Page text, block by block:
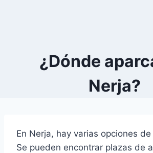
¿Dónde
Nerja?
En Nerja, hay varias opciones
Se pueden encontrar plazas de